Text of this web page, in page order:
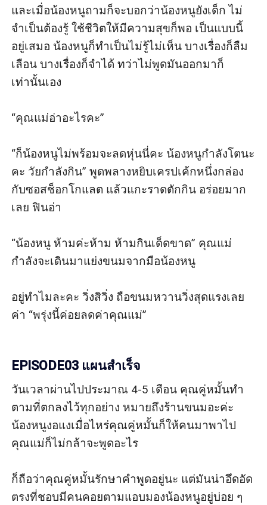
และเมื่อน้องหนูถามก็จะบอกว่าน้องหนูยังเด็ก ไม่
จำเป็นต้องรู้ ใช้ชีวิตให้มีความสุขก็พอ เป็นแบบนี้
อยู่เสมอ น้องหนูก็ทำเป็นไม่รู้ไม่เห็น บางเรื่องก็ลืม
เลือน บางเรื่องก็จำได้ ทว่าไม่พูดมันออกมาก็
เท่านั้นเอง
“คุณแม่อ่าอะไรคะ”
“ก็น้องหนูไม่พร้อมจะลดหุ่นนี่คะ น้องหนูกำลังโตนะ
คะ วัยกำลังกิน” พูดพลางหยิบเครปเค้กหนึ่งกล่อง
กับซอสช็อกโกแลต แล้วแกะราดตักกิน อร่อยมาก
เลย ฟินอ่า
“น้องหนู ห้ามค่ะห้าม ห้ามกินเด็ดขาด” คุณแม่
กำลังจะเดินมาแย่งขนมจากมือน้องหนู
อยู่ทำไมละคะ วิ่งสิวิ่ง ถือขนมหวานวิ่งสุดแรงเลย
ค่า “พรุ่งนี้ค่อยลดค่าคุณแม่”
EPISODE03 แผนสำเร็จ
วันเวลาผ่านไปประมาณ 4-5 เดือน คุณคู่หมั้นทำ
ตามที่ตกลงไว้ทุกอย่าง หมายถึงร้านขนมอะค่ะ
น้องหนูงอแงเมื่อไหร่คุณคู่หมั้นก็ให้คนมาพาไป
คุณแม่ก็ไม่กล้าจะพูดอะไร
ก็ถือว่าคุณคู่หมั้นรักษาคำพูดอยู่นะ แต่มันน่าอึดอัด
ตรงที่ชอบมีคนคอยตามแอบมองน้องหนูอยู่บ่อย ๆ